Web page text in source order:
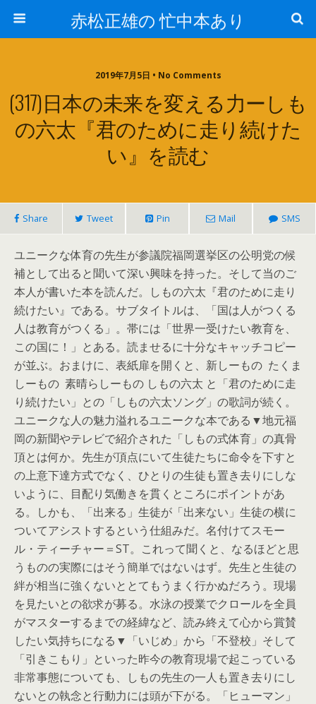
赤松正雄の 忙中本あり
2019年7月5日 • No Comments
(317)日本の未来を変える力ーしも
の六太『君のために走り続けた
い』を読む
Share Tweet Pin Mail SMS
ユニークな体育の先生が参議院福岡選挙区の公明党の候
補として出ると聞いて深い興味を持った。そして当のご
本人が書いた本を読んだ。しもの六太『君のために走り
続けたい』である。サブタイトルは、「国は人がつくる
人は教育がつくる」。帯には「世界一受けたい教育を、
この国に！」とある。読ませるに十分なキャッチコピー
が並ぶ。おまけに、表紙扉を開くと、新しーもの たくま
しーもの 素晴らしーもの しもの六太 と「君のために走
り続けたい」との「しもの六太ソング」の歌詞が続く。
ユニークな人の魅力溢れるユニークな本である▼地元福
岡の新聞やテレビで紹介された「しもの式体育」の真骨
頂とは何か。先生が頂点にいて生徒たちに命令を下すと
の上意下達方式でなく、ひとりの生徒も置き去りにしな
いように、目配り気働きを貫くところにポイントがあ
る。しかも、「出来る」生徒が「出来ない」生徒の横に
ついてアシストするという仕組みだ。名付けてスモー
ル・ティーチャー＝ST。これって聞くと、なるほどと思
うものの実際にはそう簡単ではないはず。先生と生徒の
絆が相当に強くないととてもうまく行かぬだろう。現場
を見たいとの欲求が募る。水泳の授業でクロールを全員
がマスターするまでの経緯など、読み終えて心から賞賛
したい気持ちになる▼「いじめ」から「不登校」そして
「引きこもり」といった昨今の教育現場で起こっている
非常事態についても、しもの先生の一人も置き去りにし
ないとの執念と行動力には頭が下がる。「ヒューマン」